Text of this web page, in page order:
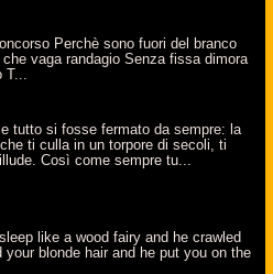
Perchè sono fuori del branco
vaga randagio Senza fissa dimora
T...
tutto si fosse fermato da sempre: la
ti culla in un torpore di secoli, ti
Così come sempre tu...
like a wood fairy and he crawled
blonde hair and he put you on the